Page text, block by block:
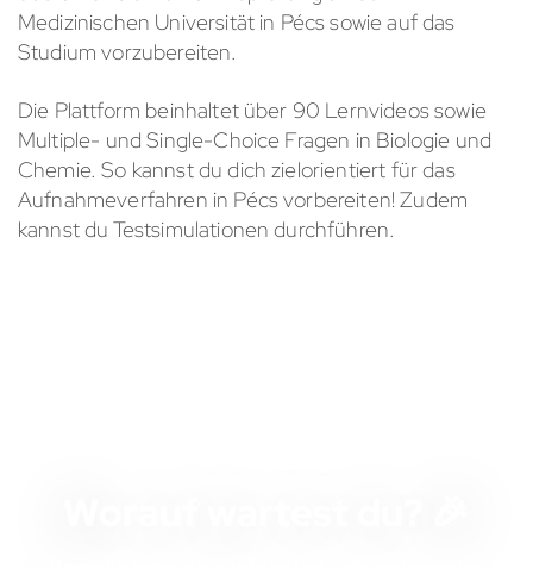
Medizinischen Universität in Pécs sowie auf das
Studium vorzubereiten.
Die Plattform beinhaltet über 90 Lernvideos sowie
Multiple- und Single-Choice Fragen in Biologie und
Chemie. So kannst du dich zielorientiert für das
Aufnahmeverfahren in Pécs vorbereiten! Zudem
kannst du Testsimulationen durchführen.